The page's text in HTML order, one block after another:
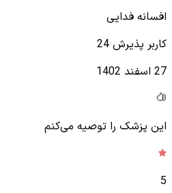
افسانه فدایی
کاربر پذیرش 24
27 اسفند 1402
این پزشک را توصیه می‌کنم
5